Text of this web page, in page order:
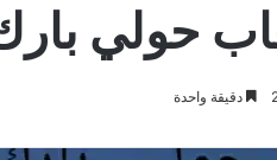
حولي بارك
دقيقة واحدة